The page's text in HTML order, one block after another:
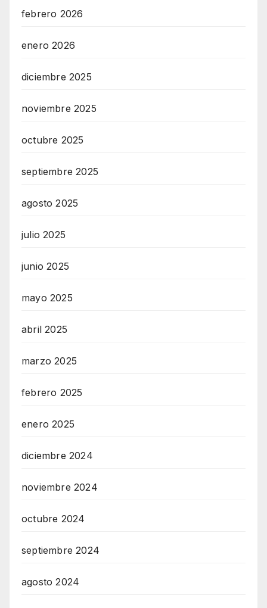
febrero 2026
enero 2026
diciembre 2025
noviembre 2025
octubre 2025
septiembre 2025
agosto 2025
julio 2025
junio 2025
mayo 2025
abril 2025
marzo 2025
febrero 2025
enero 2025
diciembre 2024
noviembre 2024
octubre 2024
septiembre 2024
agosto 2024